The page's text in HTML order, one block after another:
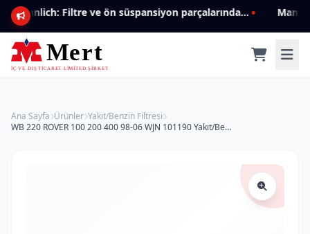
Mannlich: Filtre ve ön süspansiyon parçalarında genişleyen ürün yelpazesiyle kalite ve güven.
Ana Sayfa Ürünler Yakıt/Benzin Filtresi
WB 220 ROVER 100 200 400 98-06 WJN 101190 Yakıt/Benzin Filtresi